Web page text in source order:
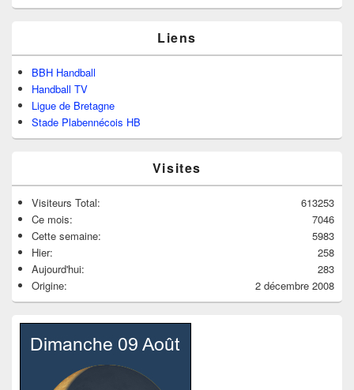
Liens
BBH Handball
Handball TV
Ligue de Bretagne
Stade Plabennécois HB
Visites
613253
Visiteurs Total:
7046
Ce mois:
5983
Cette semaine:
258
Hier:
283
Aujourd'hui:
2 décembre 2008
Origine: